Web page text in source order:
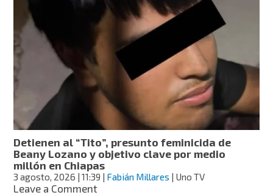
denuncias
por
maltratos
normal
ya
identificaron
integrantes
del
comité
estudiantil
Detienen al “Tito”, presunto feminicida de
Beany Lozano y objetivo clave por medio
millón en Chiapas
3 agosto, 2026 | 11:39 | Fabián Millares | Uno TV
Leave a Commenton